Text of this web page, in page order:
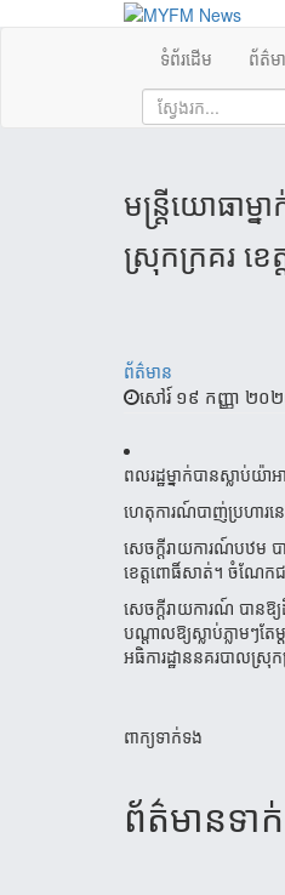
ទំព័រដើម ព័ត៌ម
មន្ត្រីយោធាម្
ស្រុកក្រគរ ខេ
ព័ត៌មាន
សៅរ៍ ១៩ កញ្ញា ២០
ពលរដ្ឋម្នាក់បានស្លាប់
ហេតុការណ៍បាញ់ប្រហារនេ
សេចក្តីរាយការណ៍បឋម ប
ខេត្តពោធិ៍សាត់។ ចំណែក
សេចក្ដីរាយការណ៍ បានឱ្
បណ្ដាលឱ្យស្លាប់ភ្លាមៗតែ
អធិការដ្ឋាននគរបាលស្រុ
ពាក្យទាក់ទង
ព័ត៌មាន​ទា